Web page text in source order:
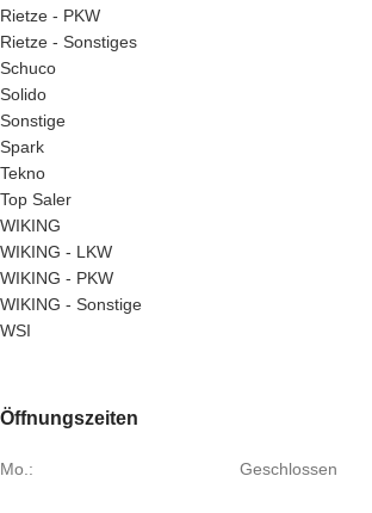
Rietze - PKW
Rietze - Sonstiges
Schuco
Solido
Sonstige
Spark
Tekno
Top Saler
WIKING
WIKING - LKW
WIKING - PKW
WIKING - Sonstige
WSI
Öffnungszeiten
Mo.: Geschlossen